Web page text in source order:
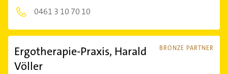
0461 3 10 70 10
BRONZE PARTNER
Ergotherapie-Praxis, Harald
Völler